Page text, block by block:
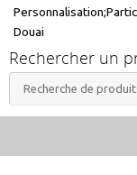
Douai
Rechercher un
Recherche
pour :